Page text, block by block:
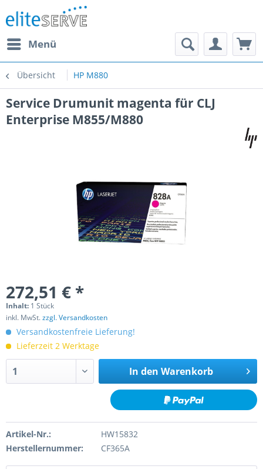
Menü
Übersicht HP M880
Service Drumunit magenta für CLJ
Enterprise M855/M880
272,51 € *
Inhalt: 1 Stück
inkl. MwSt.zzgl. Versandkosten
Versandkostenfreie Lieferung!
Lieferzeit 2 Werktage
In den Warenkorb
Artikel-Nr.:
HW15832
Herstellernummer:
CF365A